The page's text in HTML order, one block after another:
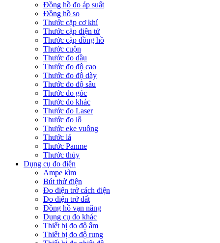
Đồng hồ đo áp suất
Đồng hồ so
Thước cặp cơ khí
Thước cặp điện tử
Thước cặp đồng hồ
Thước cuộn
Thước đo dầu
Thước đo độ cao
Thước đo độ dày
Thước đo độ sâu
Thước đo góc
Thước đo khác
Thước đo Laser
Thước đo lỗ
Thước eke vuông
Thước lá
Thước Panme
Thước thủy
Dụng cụ đo điện
Ampe kìm
Bút thử điện
Đo điện trở cách điện
Đo điện trở đất
Đồng hồ vạn năng
Dụng cụ đo khác
Thiết bị đo độ ẩm
Thiết bị đo độ rung